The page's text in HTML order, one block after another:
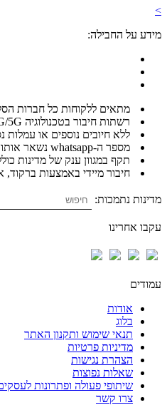
>
מידע על החבילה:
מתאים ללקוחות כל חברות
רשתות חיבור בטכנולוגיה 3G/4G/5G.
ללא חיובים נוספים או עמלות
מספר ה-whatsapp נשאר אותו מספר.
תקף במגוון ענק של מדינות
חיבור מיידי באמצעות
מדינות נתמכות:
עקבו אחרינו
עמודים
אודות
בלוג
תנאי שימוש ותקנון האתר
מדיניות פרטיות
הצהרת נגישות
שאלות נפוצות
שיתופי פעולה ופתרונות
צרו קשר